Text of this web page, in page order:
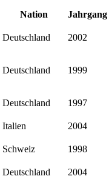
Nation Jahrgang
Deutschland 2002
Deutschland 1999
Deutschland 1997
Italien 2004
Schweiz 1998
Deutschland
2004